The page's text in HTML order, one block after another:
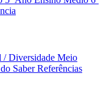
/ Diversidade Meio
SaberReferências